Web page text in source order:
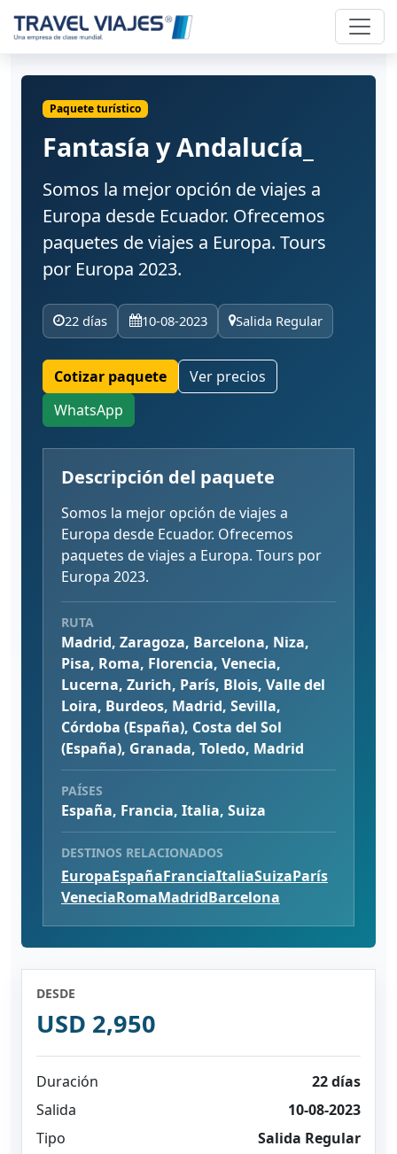
Paquete turístico
Fantasía y Andalucía_
Somos la mejor opción de viajes a
Europa desde Ecuador. Ofrecemos
paquetes de viajes a Europa. Tours
por Europa 2023.
22 días 10-08-2023 Salida Regular
Cotizar paquete
Ver precios
WhatsApp
Descripción del paquete
Somos la mejor opción de viajes a
Europa desde Ecuador. Ofrecemos
paquetes de viajes a Europa. Tours por
Europa 2023.
RUTA
Madrid, Zaragoza, Barcelona, Niza,
Pisa, Roma, Florencia, Venecia,
Lucerna, Zurich, París, Blois, Valle del
Loira, Burdeos, Madrid, Sevilla,
Córdoba (España), Costa del Sol
(España), Granada, Toledo, Madrid
PAÍSES
España, Francia, Italia, Suiza
DESTINOS RELACIONADOS
EuropaEspañaFranciaItaliaSuizaParís
VeneciaRomaMadridBarcelona
DESDE
USD 2,950
Duración
22 días
Salida
10-08-2023
Tipo
Salida Regular